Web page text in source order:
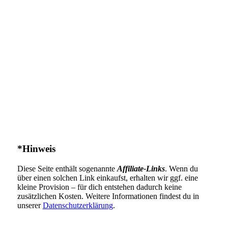
*Hinweis
Diese Seite enthält sogenannte Affiliate-Links. Wenn du
über einen solchen Link einkaufst, erhalten wir ggf. eine
kleine Provision – für dich entstehen dadurch keine
zusätzlichen Kosten. Weitere Informationen findest du in
unsererDatenschutzerklärung.